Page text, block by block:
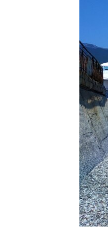
УКРАИНСКАЯ ПРОБЛЕМА КРЫМА